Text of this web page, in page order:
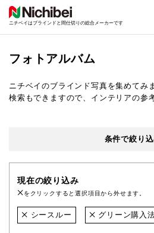
ニチベイはブラインドと間仕切りの総合メーカーです
フォトアルバム
ニチベイのブラインド写真を集めてみ
検索もできますので、インテリアの参
条件で絞り
現在の絞り込み
をクリックすると選択項目から外せます。
シースルー グリーン購入